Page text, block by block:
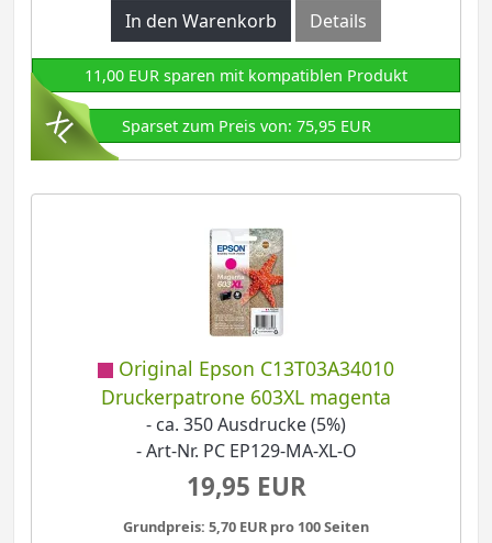
In den Warenkorb
Details
11,00 EUR sparen mit kompatiblen Produkt
Sparset zum Preis von: 75,95 EUR
Original Epson C13T03A34010
Druckerpatrone 603XL magenta
- ca. 350 Ausdrucke (5%)
- Art-Nr. PC EP129-MA-XL-O
19,95 EUR
Grundpreis: 5,70 EUR pro 100 Seiten